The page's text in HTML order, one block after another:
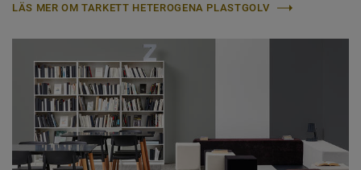
LÄS MER OM TARKETT HETEROGENA PLASTGOLV